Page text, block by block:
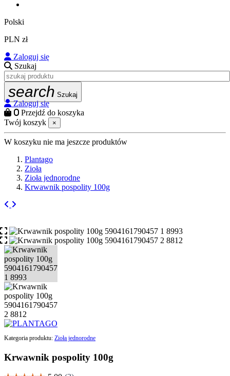
Polski
PLN zł
Zaloguj się
Szukaj
search Szukaj
Zaloguj się
0 Przejdź do koszyka
Twój koszyk
×
W koszyku nie ma jeszcze produktów
Plantago
Zioła
Zioła jednorodne
Krwawnik pospolity 100g
Kategoria produktu: Zioła jednorodne
Krwawnik pospolity 100g